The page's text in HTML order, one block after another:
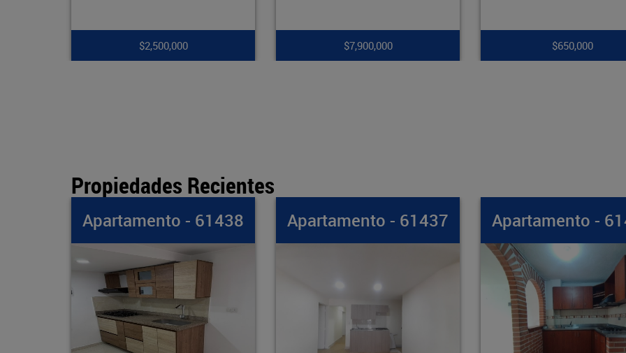
$7,900,000 $650,000 $265,000,000
Propiedades Recientes
Apartamento - 61437 Apartamento - 61436 Apartamento -